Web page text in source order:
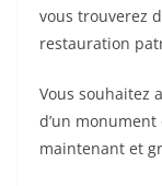
vous trouverez
restauration
Vous souhaitez
d’un
maintenant et